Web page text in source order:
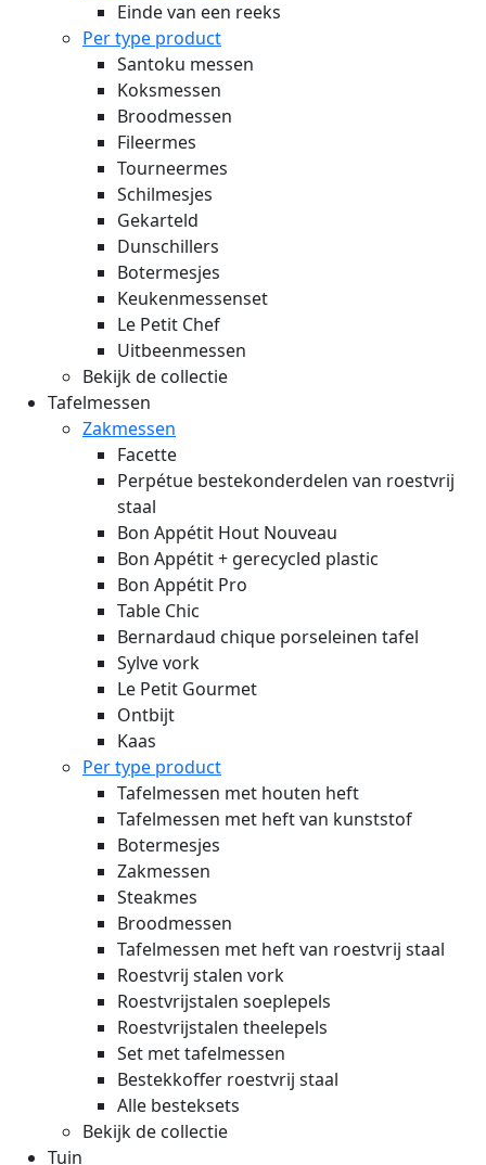
Einde van een reeks
Per type product
Santoku messen
Koksmessen
Broodmessen
Fileermes
Tourneermes
Schilmesjes
Gekarteld
Dunschillers
Botermesjes
Keukenmessenset
Le Petit Chef
Uitbeenmessen
Bekijk de collectie
Tafelmessen
Zakmessen
Facette
Perpétue bestekonderdelen van roestvrij
staal
Bon Appétit Hout Nouveau
Bon Appétit + gerecycled plastic
Bon Appétit Pro
Table Chic
Bernardaud chique porseleinen tafel
Sylve vork
Le Petit Gourmet
Ontbijt
Kaas
Per type product
Tafelmessen met houten heft
Tafelmessen met heft van kunststof
Botermesjes
Zakmessen
Steakmes
Broodmessen
Tafelmessen met heft van roestvrij staal
Roestvrij stalen vork
Roestvrijstalen soeplepels
Roestvrijstalen theelepels
Set met tafelmessen
Bestekkoffer roestvrij staal
Alle besteksets
Bekijk de collectie
Tuin